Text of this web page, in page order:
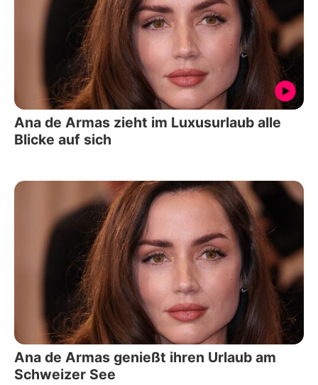
Ana de Armas zieht im Luxusurlaub alle
Blicke auf sich
Ana de Armas genießt ihren Urlaub am
Schweizer See